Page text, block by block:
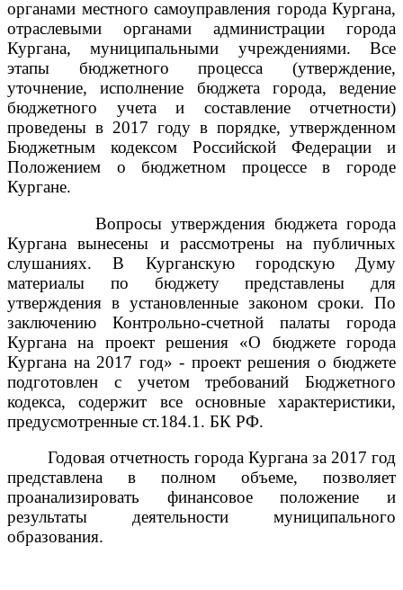
органами местного самоуправления города Кургана,
отраслевыми органами администрации города
Кургана, муниципальными учреждениями. Все
этапы бюджетного процесса (утверждение,
уточнение, исполнение бюджета города, ведение
бюджетного учета и составление отчетности)
проведены в 2017 году в порядке, утвержденном
Бюджетным кодексом Российской Федерации и
Положением о бюджетном процессе в городе
Кургане.
Вопросы утверждения бюджета города
Кургана вынесены и рассмотрены на публичных
слушаниях. В Курганскую городскую Думу
материалы по бюджету представлены для
утверждения в установленные законом сроки. По
заключению Контрольно-счетной палаты города
Кургана на проект решения «О бюджете города
Кургана на 2017 год» - проект решения о бюджете
подготовлен с учетом требований Бюджетного
кодекса, содержит все основные характеристики,
предусмотренные ст.184.1. БК РФ.
Годовая отчетность города Кургана за 2017 год
представлена в полном объеме, позволяет
проанализировать финансовое положение и
результаты деятельности муниципального
образования.